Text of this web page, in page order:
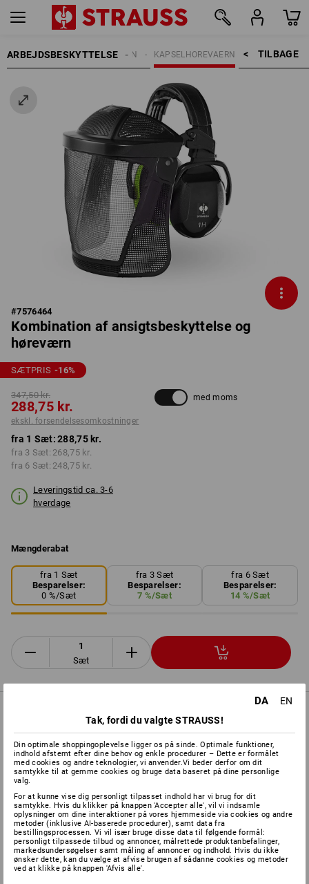
ARBEJDSBESKYTTELSE TILBAGE    >
KAPSELHOREVAERN
HØREVÆRN
#7576464
Kombination af ansigtsbeskyttelse og
høreværn
SÆTPRIS -16%
347,50 kr.
288,75 kr.
ekskl. forsendelsesomkostninger
med moms
fra 1 Sæt:288,75 kr.
fra 3 Sæt: 268,75 kr.
fra 6 Sæt: 248,75 kr.
Leveringstid ca. 3-6
hverdage
Mængderabat
fra 1 Sæt
Besparelser:
0 %/Sæt
fra 3 Sæt
Besparelser:
7 %/Sæt
fra 6 Sæt
Besparelser:
14 %/Sæt
Sæt
PRODUKTINFO
BESKRIVELSE
Ansigtsbeskyttelsen kan nemt fastgøres på høreværnet
Beskytter ansigtet optimalt ved havearbejde og opgaver
inden for landbrug og skovbrug
Inklusive opklappeligt netvisir iht.DIN EN 1731:2006Til
fremragende beskyttelse mod spåner og splinter
Pandebeskyttelse
DA
EN
Tak, fordi du valgte STRAUSS!
Din optimale shoppingoplevelse ligger os på sinde. Optimale funktioner,
indhold afstemt efter dine behov og enkle procedurer – Dette er formålet
med cookies og andre teknologier, vi anvender.Vi beder derfor om dit
samtykke til at gemme cookies og bruge data baseret på dine personlige
valg.
For at kunne vise dig personligt tilpasset indhold har vi brug for dit
samtykke. Hvis du klikker på knappen 'Accepter alle', vil vi indsamle
oplysninger om dine interaktioner på vores hjemmeside via cookies og andre
metoder (inklusive AI-baserede procedurer), samt data fra
bestillingsprocessen. Vi vil især bruge disse data til følgende formål:
personligt tilpassede tilbud og annoncer, målrettede produktanbefalinger,
markedsundersøgelser samt måling af annoncer og indhold. Hvis du ikke
ønsker dette, kan du vælge at afvise brugen af sådanne cookies og metoder
ved at klikke på knappen 'Afvis alle'.